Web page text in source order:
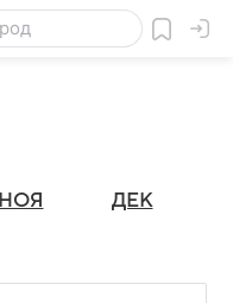
НОЯ ДЕК